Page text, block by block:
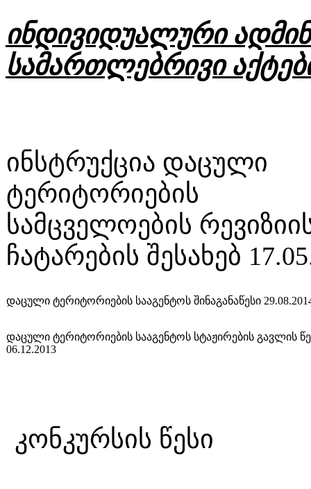
ინდივიდუალური
სამართლებრივი
ინსტრუქცია დაცული
ტერიტორიების
სამცველოების
ჩატარების შესახებ
დაცული ტერიტორიების სააგენტოს შინაგანაწესი
დაცული ტერიტორიების სააგენტოს სტაჟირების გავლის
06.12.2013